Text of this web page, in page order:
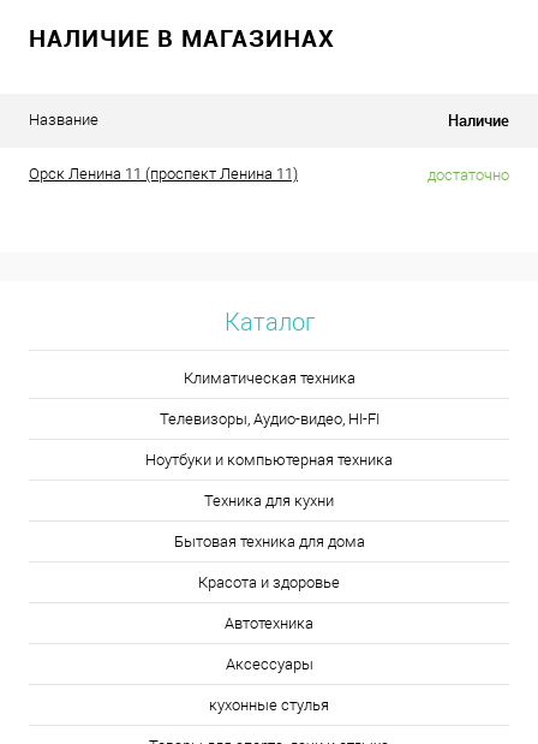
НАЛИЧИЕ В МАГАЗИНАХ
Название Наличие
Орск Ленина 11 (проспект Ленина 11) достаточно
Каталог
Климатическая техника
Телевизоры, Аудио-видео, HI-FI
Ноутбуки и компьютерная техника
Техника для кухни
Бытовая техника для дома
Красота и здоровье
Автотехника
Аксессуары
кухонные стулья